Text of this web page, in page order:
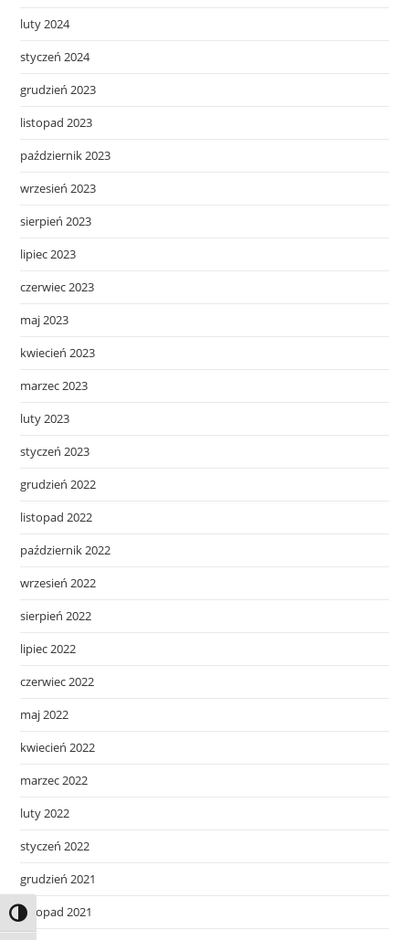
Toggle High Contrast
luty 2024
styczeń 2024
grudzień 2023
listopad 2023
październik 2023
wrzesień 2023
sierpień 2023
lipiec 2023
czerwiec 2023
maj 2023
kwiecień 2023
marzec 2023
luty 2023
styczeń 2023
grudzień 2022
listopad 2022
październik 2022
wrzesień 2022
sierpień 2022
lipiec 2022
czerwiec 2022
maj 2022
kwiecień 2022
marzec 2022
luty 2022
styczeń 2022
grudzień 2021
listopad 2021